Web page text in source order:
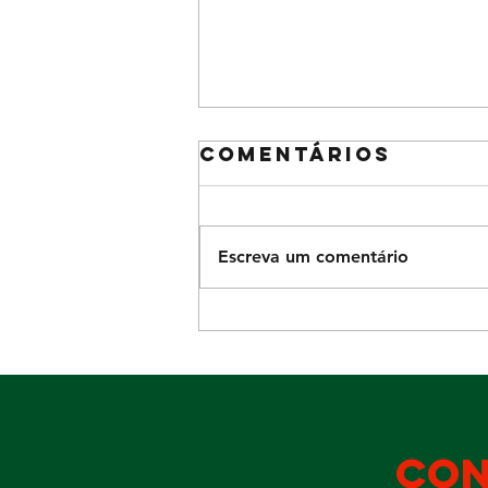
Diversão para
domingo Dia
Comentários
Escreva um comentário